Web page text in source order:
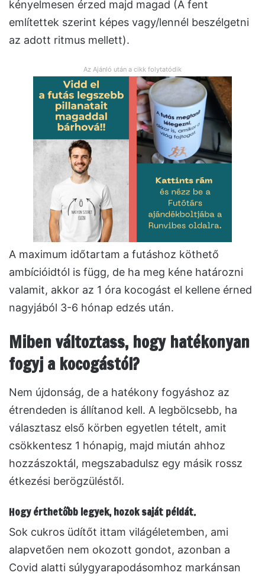
kényelmesen érzed majd magad (A fent
említettek szerint képes vagy/lennél beszélgetni
az adott ritmus mellett).
Az Ajánló után a cikk folytatódik
A maximum időtartam a futáshoz köthető
ambícióidtól is függ, de ha meg kéne határozni
valamit, akkor az 1 óra kocogást el kellene érned
nagyjából 3-6 hónap edzés után.
Miben változtass, hogy hatékonyan
fogyj a kocogástól?
Nem újdonság, de a hatékony fogyáshoz az
étrendeden is állítanod kell. A legbölcsebb, ha
választasz első körben egyetlen tételt, amit
csökkentesz 1 hónapig, majd miután ahhoz
hozzászoktál, megszabadulsz egy másik rossz
étkezési berögzüléstől.
Hogy érthetőbb legyek, hozok saját példát.
Sok cukros üdítőt ittam világéletemben, ami
alapvetően nem okozott gondot, azonban a
Covid alatti súlygyarapodásomhoz markánsan